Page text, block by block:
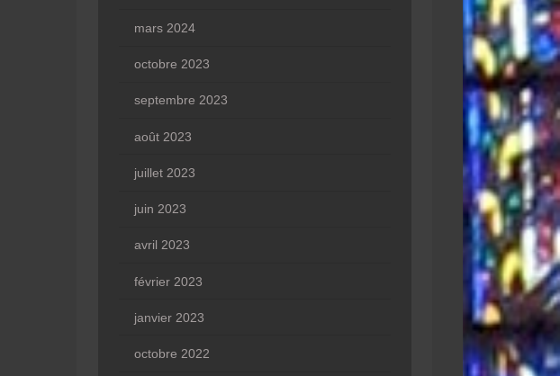
mars 2024
octobre 2023
septembre 2023
août 2023
juillet 2023
juin 2023
avril 2023
février 2023
janvier 2023
octobre 2022